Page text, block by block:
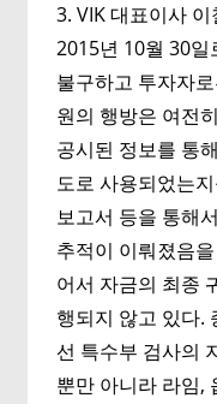
3. VIK 대표이사
2015년 10월 30일
불구하고 투자자
원의 행방은 여전
공시된 정보를 통
도로 사용되었는
보고서 등을 통해
추적이 이뤄졌음
어서 자금의 최종
행되지 않고 있다.
선 특수부 검사의
뿐만 아니라 라임,